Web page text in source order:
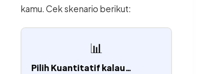
kamu. Cek skenario berikut:
📊
Pilih Kuantitatif kalau…